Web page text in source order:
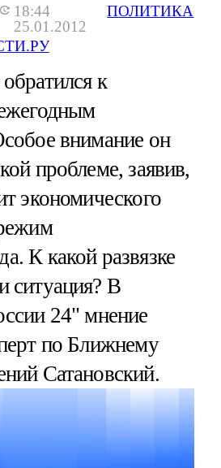
18:44
25.01.2012
ПОЛИТИКА
к
внимание он
проблеме, заявив,
экономического
К какой развязке
ситуация? В
24" мнение
по Ближнему
Сатановский.